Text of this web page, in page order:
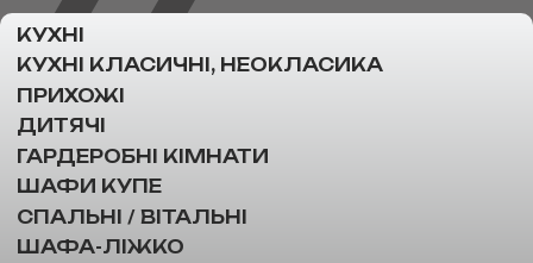
КУХНІ
КУХНІ КЛАСИЧНІ, НЕОКЛАСИКА
ПРИХОЖІ
ДИТЯЧІ
ГАРДЕРОБНІ КІМНАТИ
ШАФИ КУПЕ
СПАЛЬНІ / ВІТАЛЬНІ
ШАФА-ЛІЖКО